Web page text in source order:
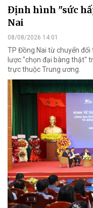
Định hình "sức
Nai
08/08/2026 14:01
TP Đồng Nai từ chuyển đổi
lược "chọn đại bàng thật"
trực thuộc Trung ương.